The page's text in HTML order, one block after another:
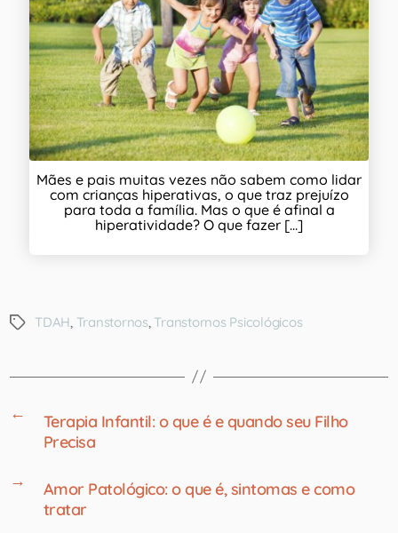
Mães e pais muitas vezes não sabem como lidar
com crianças hiperativas, o que traz prejuízo
para toda a família. Mas o que é afinal a
hiperatividade? O que fazer [...]
TDAH Transtornos, Transtornos Psicológicos
←
Terapia Infantil: o que é e quando seu Filho
Precisa
→
Amor Patológico: o que é, sintomas e como
tratar